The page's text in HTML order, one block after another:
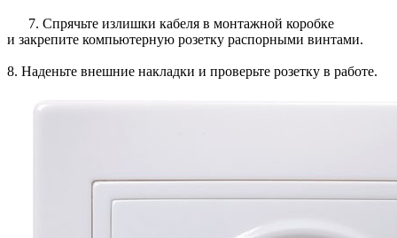
7. Спрячьте излишки кабеля в монтажной коробке
и закрепите компьютерную розетку распорными винтами.
8. Наденьте внешние накладки и проверьте розетку в работе.